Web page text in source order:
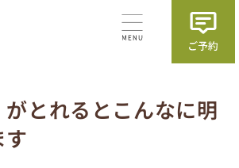
がとれるとこんなに明